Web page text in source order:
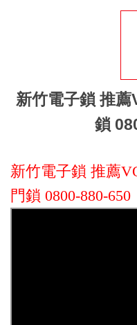
新竹電子鎖 推薦
鎖
新竹電子鎖 推薦
門鎖 0800-880-650